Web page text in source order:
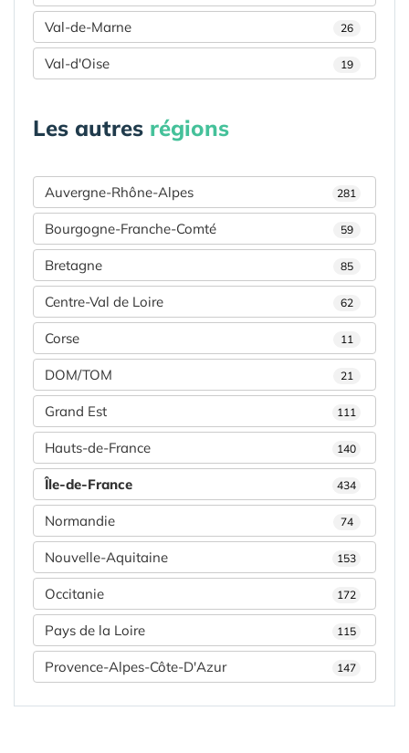
Val-de-Marne 26
Val-d'Oise 19
Les autres régions
Auvergne-Rhône-Alpes 281
Bourgogne-Franche-Comté 59
Bretagne 85
Centre-Val de Loire 62
Corse 11
DOM/TOM 21
Grand Est 111
Hauts-de-France 140
Île-de-France 434
Normandie 74
Nouvelle-Aquitaine 153
Occitanie 172
Pays de la Loire 115
Provence-Alpes-Côte-D'Azur 147